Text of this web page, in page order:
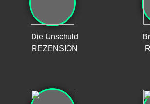
Die Unschuld
REZENSION